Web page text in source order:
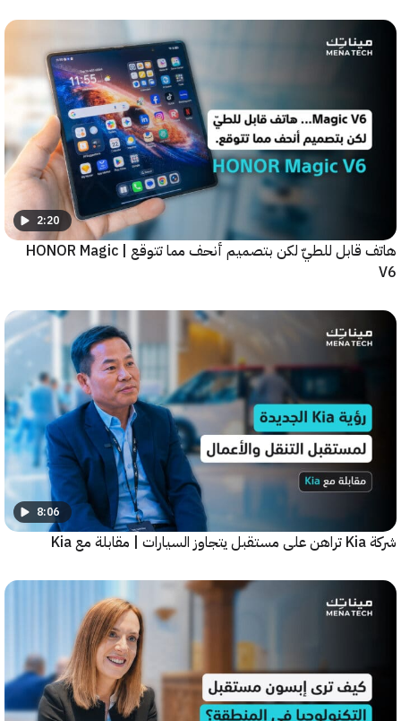
2:20
هاتف قابل للطيّ لكن بتصميم أنحف مما تتوقع | HONOR Magic
8:06